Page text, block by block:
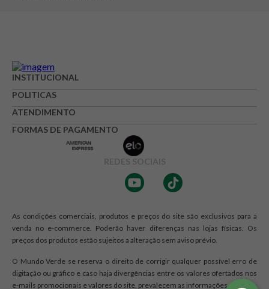
INSTITUCIONAL
POLITICAS
ATENDIMENTO
FORMAS DE PAGAMENTO
REDES SOCIAIS
As condições comerciais, produtos e preços do site são exclusivos para a
venda no e-commerce. Poderão haver diferenças nas lojas físicas. Os
preços dos produtos estão sujeitos a alteração sem aviso prévio.
O Mundo Verde se reserva o direito de corrigir qualquer possível erro de
digitação ou gráfico e caso haja divergências entre os valores ofertados nos
e-mails promocionais e valores do site, prevalecem as informações do site.